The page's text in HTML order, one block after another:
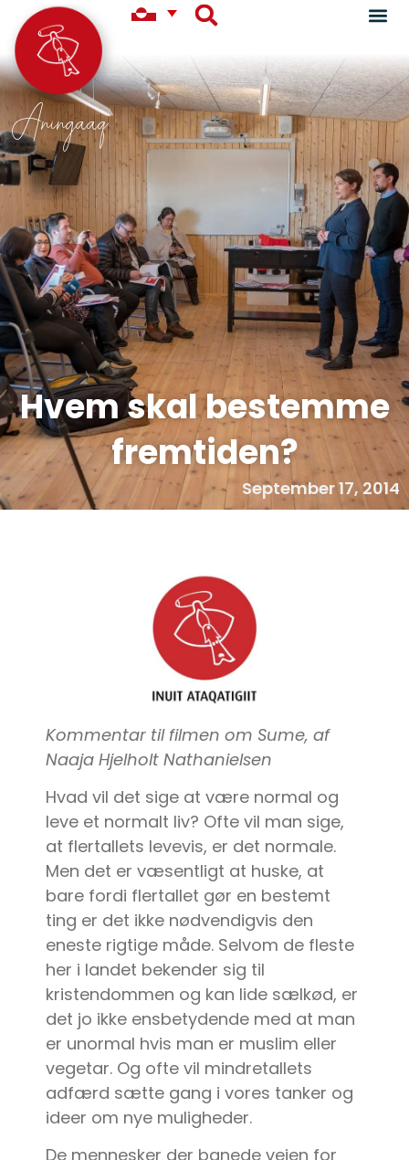
Aningaaq
Hvem skal bestemme
fremtiden?
September 17, 2014
Kommentar til filmen om Sume, af
Naaja Hjelholt Nathanielsen
Hvad vil det sige at være normal og
leve et normalt liv? Ofte vil man sige,
at flertallets levevis, er det normale.
Men det er væsentligt at huske, at
bare fordi flertallet gør en bestemt
ting er det ikke nødvendigvis den
eneste rigtige måde. Selvom de fleste
her i landet bekender sig til
kristendommen og kan lide sælkød, er
det jo ikke ensbetydende med at man
er unormal hvis man er muslim eller
vegetar. Og ofte vil mindretallets
adfærd sætte gang i vores tanker og
ideer om nye muligheder.
De mennesker der banede vejen for